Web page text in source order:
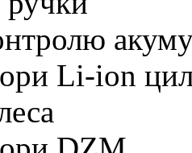
Li-ion